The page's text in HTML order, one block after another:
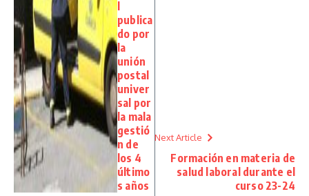
publica
do por
la
unión
postal
univer
sal por
la mala
gestió
n de
los 4
último
s años
Next Article
Formación en materia de
salud laboral durante el
curso 23-24